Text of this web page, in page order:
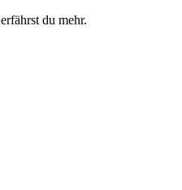
erfährst du mehr.